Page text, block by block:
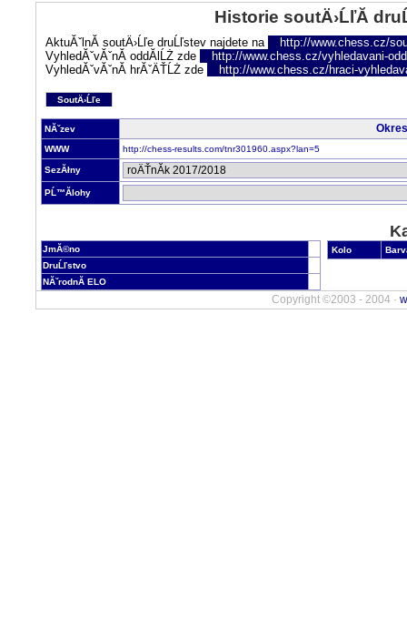
Historie soutÄ›ĹľĂ­
AktuĂˇlnĂ­ soutÄ›Ĺľe druĹľstev najdete na
http://www.chess.cz/
VyhledĂˇvĂˇnĂ­ oddĂ­lĹŻ zde
http://www.chess.cz/vyhledavani-
VyhledĂˇvĂˇnĂ­ hrĂˇÄŤĹŻ zde
http://www.chess.cz/hraci-
SoutÄ›Ĺľe
NĂˇzev
WWW http://chess-results.com/tnr301960.aspx?lan=5
SezĂłny
PĹ™Ă­lohy
JmĂ©no
DruĹľstvo
NĂˇrodnĂ­ ELO
Kolo
Copyright ©2003 - 2004 ·